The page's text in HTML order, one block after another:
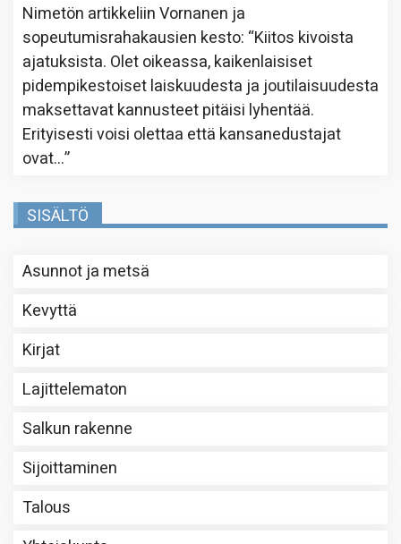
Nimetön artikkeliinVornanen ja
sopeutumisrahakausien kesto: “Kiitos kivoista
ajatuksista. Olet oikeassa, kaikenlaisiset
pidempikestoiset laiskuudesta ja joutilaisuudesta
maksettavat kannusteet pitäisi lyhentää.
Erityisesti voisi olettaa että kansanedustajat
ovat…”
SISÄLTÖ
Asunnot ja metsä
Kevyttä
Kirjat
Lajittelematon
Salkun rakenne
Sijoittaminen
Talous